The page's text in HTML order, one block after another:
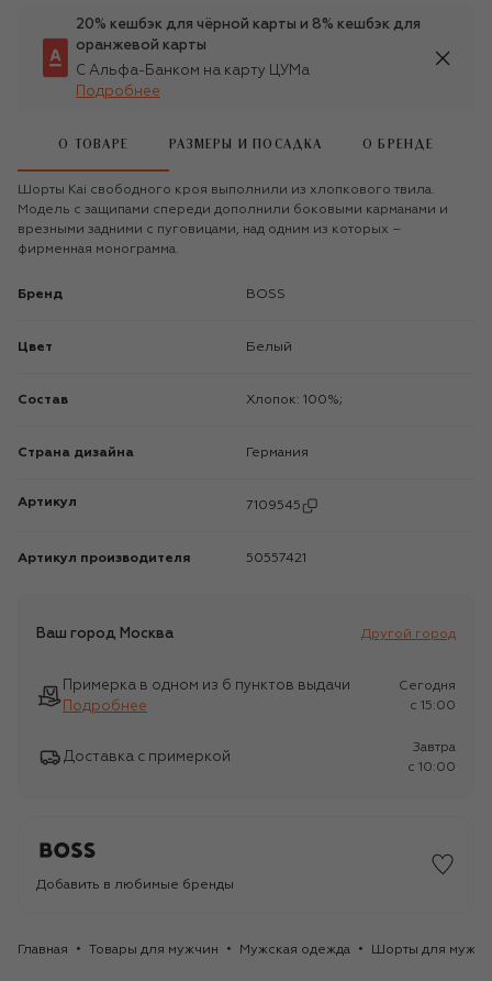
20% кешбэк для чёрной карты и 8% кешбэк для
оранжевой карты
С Альфа-Банком на карту ЦУМа
Подробнее
О ТОВАРЕ РАЗМЕРЫ И ПОСАДКА О БРЕНДЕ
Шорты Kai свободного кроя выполнили из хлопкового твила.
Модель с защипами спереди дополнили боковыми карманами и
врезными задними с пуговицами, над одним из которых –
фирменная монограмма.
Бренд BOSS
Цвет Белый
Состав Хлопок: 100%;
Страна дизайна Германия
Артикул 7109545
Артикул производителя 50557421
Ваш город Москва Другой город
Примерка в одном из 6 пунктов выдачи
Подробнее
Сегодня
c 15:00
Доставка с примеркой
Завтра
c 10:00
Добавить в любимые бренды
Главная Товары для мужчин Мужская одежда Шорты для